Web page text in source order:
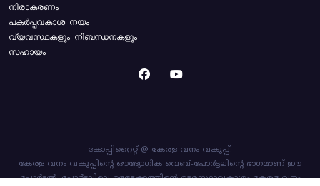
നിരാകരണം
പകർപ്പവകാശ നയം
വ്യവസ്ഥകളും നിബന്ധനകളും
സഹായം
കോപ്പിറൈറ്റ് @ കേരള വനം വകുപ്പ്.
കേരള വനം വകുപ്പിന്റെ ഔദ്യോഗിക വെബ്-പോർട്ടലിന്റെ ഭാഗമാണ് ഈ
പോർട്ടൽ. പോർട്ടലിലെ ഉള്ളടക്കത്തിന്റെ ഉടമസ്ഥാവകാശം കേരള വനം